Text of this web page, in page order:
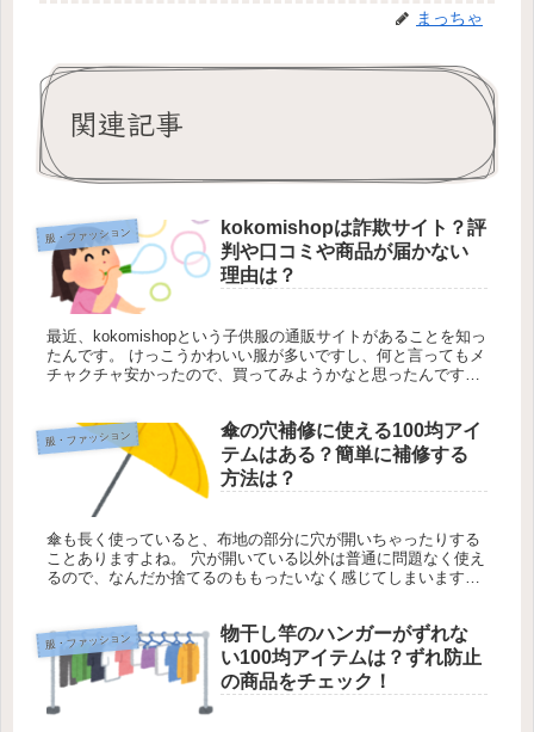
まっちゃ
関連記事
服・ファッション
kokomishopは詐欺サイト？評
判や口コミや商品が届かない
理由は？
最近、kokomishopという子供服の通販サイトがあることを知っ
たんです。 けっこうかわいい服が多いですし、何と言ってもメ
チャクチャ安かったので、買ってみようかなと思ったんですよ
服・ファッション
傘の穴補修に使える100均アイ
テムはある？簡単に補修する
方法は？
傘も長く使っていると、布地の部分に穴が開いちゃったりする
ことありますよね。 穴が開いている以外は普通に問題なく使え
るので、なんだか捨てるのももったいなく感じてしまいます。
服・ファッション
物干し竿のハンガーがずれな
い100均アイテムは？ずれ防止
の商品をチェック！